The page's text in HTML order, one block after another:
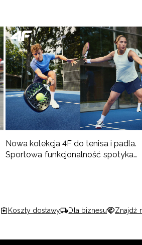
Nowa kolekcja 4F do tenisa i padla.
Sportowa funkcjonalność spotyka
Koszty dostawy Dla biznesu Znajdź